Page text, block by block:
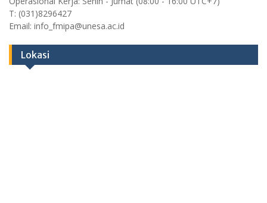
T: (031)8296427
Email: info_fmipa@unesa.ac.id
Lokasi